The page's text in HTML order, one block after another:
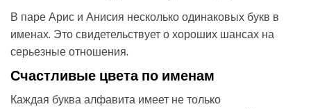
В паре Арис и Анисия несколько одинаковых букв в
именах. Это свидетельствует о хороших шансах на
серьезные отношения.
Счастливые цвета по именам
Каждая буква алфавита имеет не только